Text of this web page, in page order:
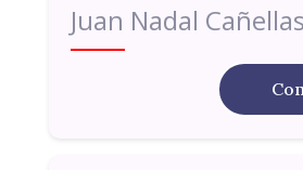
Juan Nadal Cañellas